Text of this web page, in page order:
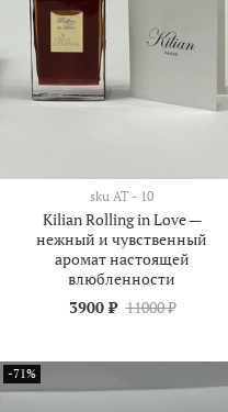
sku АТ - 10
Kilian Rolling in Love —
нежный и чувственный
аромат настоящей
влюбленности
3900 ₽ 11000 ₽
-71%